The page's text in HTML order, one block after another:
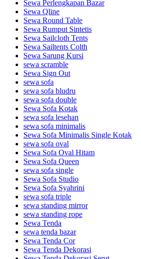
Sewa Perlengkapan Bazar
Sewa Qline
Sewa Round Table
Sewa Rumput Sintetis
Sewa Sailcloth Tents
Sewa Sailtents Colth
Sewa Sarung Kursi
sewa scramble
Sewa Sign Out
sewa sofa
sewa sofa bludru
sewa sofa double
Sewa Sofa Kotak
sewa sofa lesehan
sewa sofa minimalis
Sewa Sofa Minimalis Single Kotak
sewa sofa oval
Sewa Sofa Oval Hitam
Sewa Sofa Queen
sewa sofa single
Sewa Sofa Studio
Sewa Sofa Syahrini
sewa sofa triple
sewa standing mirror
sewa standing rope
Sewa Tenda
sewa tenda bazar
Sewa Tenda Cor
Sewa Tenda Dekorasi